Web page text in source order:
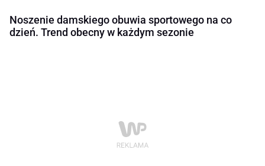
Noszenie damskiego obuwia sportowego na co
dzień. Trend obecny w każdym sezonie